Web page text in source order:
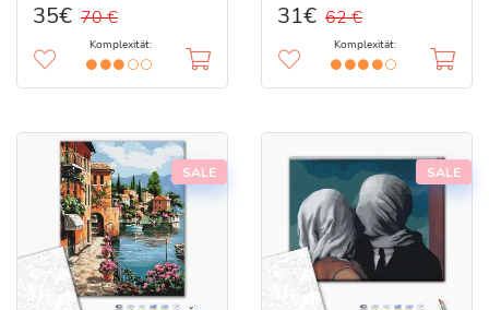
35€ 70 €
Komplexität:
31€ 62 €
Komplexität:
SALE SALE